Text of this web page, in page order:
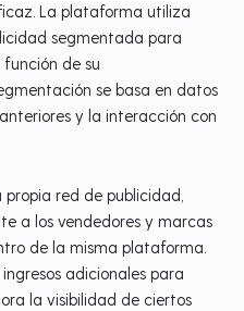
La plataforma utiliza
segmentada para
función de su
se basa en datos
y la interacción con
red de publicidad,
a los vendedores y marcas
de la misma plataforma.
adicionales para
la visibilidad de ciertos